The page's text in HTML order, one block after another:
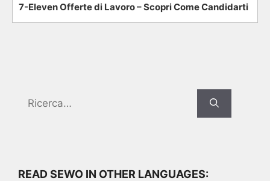
7-Eleven Offerte di Lavoro – Scopri Come Candidarti
for:
READ SEWO IN OTHER LANGUAGES: